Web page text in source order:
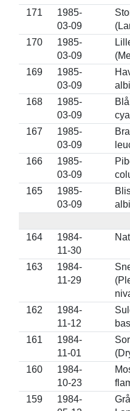
171
1985-
03-09
170
1985-
03-09
169
1985-
03-09
168
1985-
03-09
167
1985-
03-09
166
1985-
03-09
165
1985-
03-09
164
1984-
11-30
163
1984-
11-29
162
1984-
11-12
161
1984-
11-01
160
1984-
10-23
159
1984-